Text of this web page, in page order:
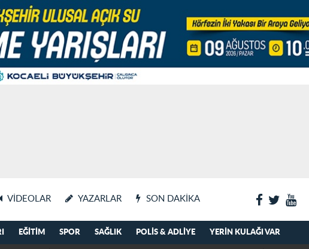
VIDEOLAR YAZARLAR SON DAKIKA
EĞITIM SPOR SAĞLIK POLIS & ADLIYE YERIN KULAĞI VAR